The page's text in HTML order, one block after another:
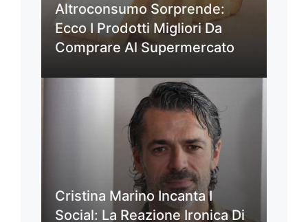
Altroconsumo Sorprende:
Ecco I Prodotti Migliori Da
Comprare Al Supermercato
Cristina Marino Incanta I
Social: La Reazione Ironica Di